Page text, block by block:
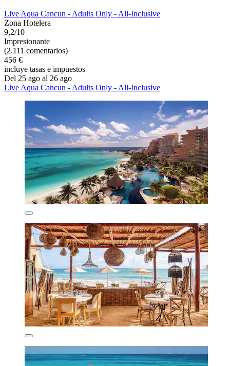
Live Aqua Cancun - Adults Only - All-Inclusive
Zona Hotelera
9,2/10
Impresionante
(2.111 comentarios)
456 €
incluye tasas e impuestos
Del 25 ago al 26 ago
Live Aqua Cancun - Adults Only - All-Inclusive